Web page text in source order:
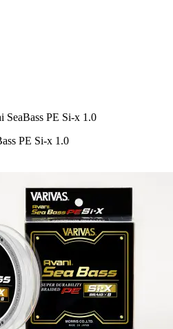
PE Si-x 1.0
PE Si-x 1.0